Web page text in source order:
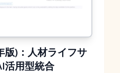
版)：人材ライフサ
活用型統合